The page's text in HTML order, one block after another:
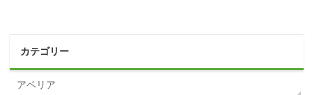
カテゴリー
アペリア